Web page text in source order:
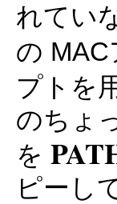
れてい
の
プトを
のちょ
を
ピーし